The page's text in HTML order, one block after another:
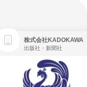
株式会社KADOKAWA
出版社・新聞社